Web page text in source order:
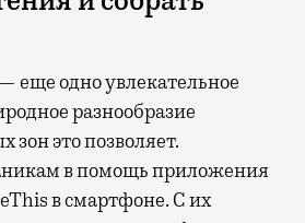
еще одно увлекательное
разнообразие
зон это позволяет.
в помощь приложения
в смартфоне. С их